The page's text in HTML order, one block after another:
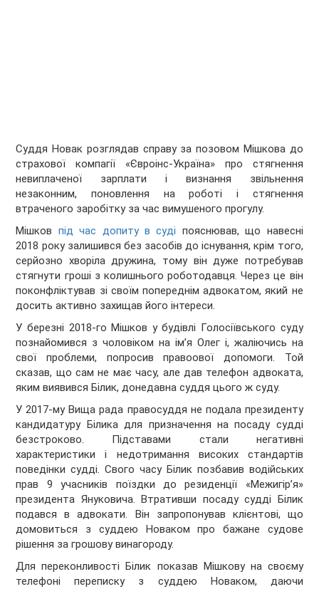
Суддя Новак розглядав справу за позовом Мішкова до
страхової компагії «Євроінс-Україна» про стягнення
невиплаченої зарплати і визнання звільнення
незаконним, поновлення на роботі і стягнення
втраченого заробітку за час вимушеного прогулу.
Мішков під час допиту в суді пояснював, що навесні
2018 року залишився без засобів до існування, крім того,
серйозно хворіла дружина, тому він дуже потребував
стягнути гроші з колишнього роботодавця. Через це він
поконфліктував зі своїм попереднім адвокатом, який не
досить активно захищав його інтереси.
У березні 2018-го Мішков у будівлі Голосіївського суду
познайомився з чоловіком на ім’я Олег і, жаліючись на
свої проблеми, попросив правоової допомоги. Той
сказав, що сам не має часу, але дав телефон адвоката,
яким виявився Білик, донедавна суддя цього ж суду.
У 2017-му Вища рада правосуддя не подала президенту
кандидатуру Білика для призначення на посаду судді
безстроково. Підставами стали негативні
характеристики і недотримання високих стандартів
поведінки судді. Свого часу Білик позбавив водійських
прав 9 учасників поїздки до резиденції «Межигір’я»
президента Януковича. Втративши посаду судді Білик
подався в адвокати. Він запропонував клієнтові, що
домовиться з суддею Новаком про бажане судове
рішення за грошову винагороду.
Для переконливості Білик показав Мішкову на своєму
телефоні переписку з суддею Новаком, даючи